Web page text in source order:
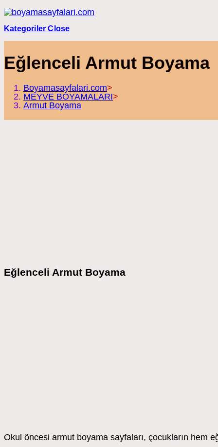
Skip
to
content
Kategoriler Close
Eğlenceli Armut Boyama
Boyamasayfalari.com>
MEYVE BOYAMALARI>
Armut Boyama
Eğlenceli Armut Boyama
Okul öncesi armut boyama sayfaları, çocukların hem